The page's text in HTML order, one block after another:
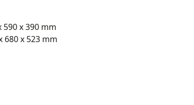
590 x 390 mm
680 x 523 mm